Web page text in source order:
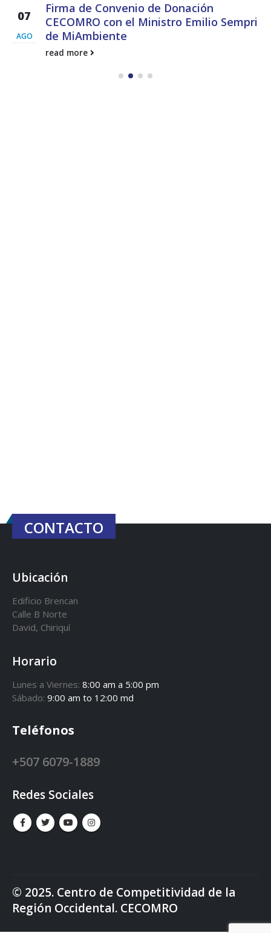
07
AGO
Firma de Convenio de Donación
CECOMRO con el Ministro Emilio Sempri
de MiAmbiente
read more
CONTACTO
Ubicación
Edificio Brencan
Calle B Norte
David, Chiriquí
Horario
Lunes a Viernes: 8:00 am a 5:00 pm
Sábado: 9:00 am to 12:00 md
Teléfonos
+507 6079-1889
Redes Sociales
© 2025. Centro de Competitividad de la
Región Occidental. CECOMRO